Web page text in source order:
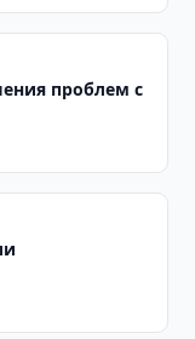
проблем с